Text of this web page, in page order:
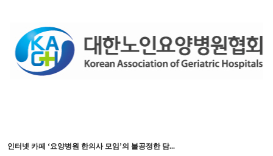
인터넷 카페 ‘요양병원 한의사 모임’의 불공정한 담...